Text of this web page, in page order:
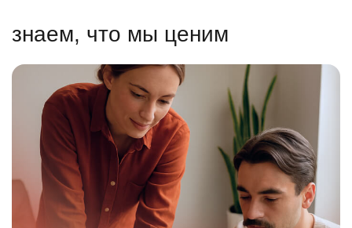
знаем, что мы ценим